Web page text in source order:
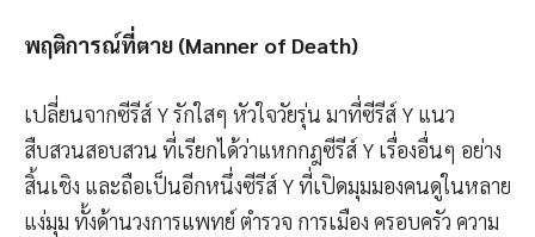
พฤติการณ์ที่ตาย (Manner of Death)
เปลี่ยนจากซีรีส์ Y รักใสๆ หัวใจวัยรุ่น มาที่ซีรีส์ Y แนว
สืบสวนสอบสวน ที่เรียกได้ว่าแหกกฎซีรีส์ Y เรื่องอื่นๆ อย่าง
สิ้นเชิง และถือเป็นอีกหนึ่งซีรีส์ Y ที่เปิดมุมมองคนดูในหลาย
แง่มุม ทั้งด้านวงการแพทย์ ตำรวจ การเมือง ครอบครัว ความ